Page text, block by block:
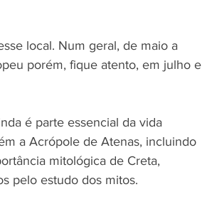
local. Num geral, de maio a
porém, fique atento, em julho e
é parte essencial da vida
a Acrópole de Atenas, incluindo
mitológica de Creta,
pelo estudo dos mitos.